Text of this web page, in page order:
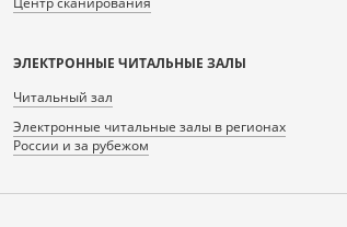
ЭЛЕКТРОННЫЕ ЧИТАЛЬНЫЕ ЗАЛЫ
Читальный зал
Электронные читальные залы в регионах
России и за рубежом